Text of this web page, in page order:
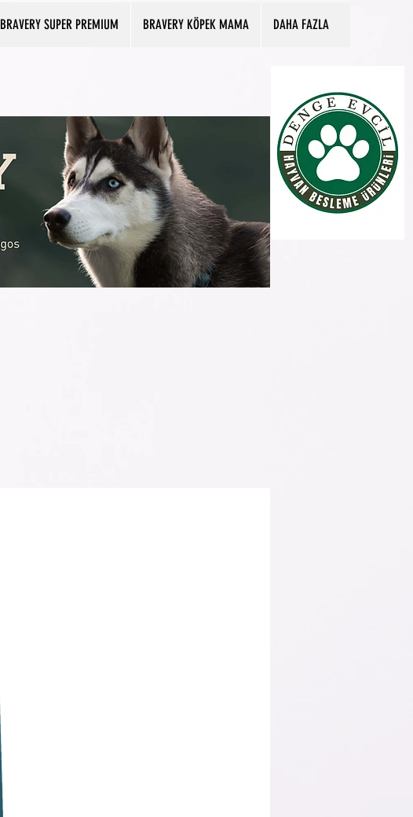
BRAVERY SUPER PREMIUM BRAVERY KÖPEK MAMA DAHA FAZLA